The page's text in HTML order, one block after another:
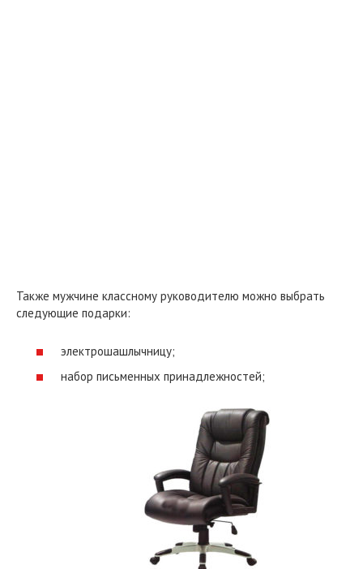
Также мужчине классному руководителю можно выбрать
следующие подарки:
электрошашлычницу;
набор письменных принадлежностей;